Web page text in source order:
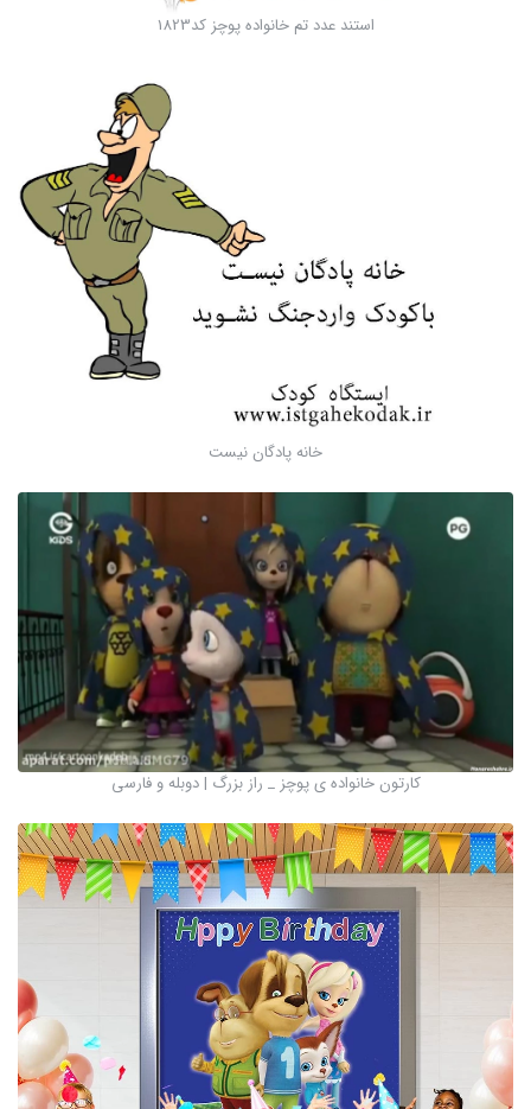
استند عدد تم خانواده پوچز کد1823
خانه پادگان نیست
کارتون خانواده ی پوچز _ راز بزرگ | دوبله و فارسی